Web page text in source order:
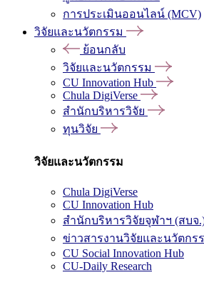
การประเมินออนไลน์ (MCV)
วิจัยและนวัตกรรม
ย้อนกลับ
วิจัยและนวัตกรรม
CU Innovation Hub
Chula DigiVerse
สำนักบริหารวิจัย
ทุนวิจัย
วิจัยและนวัตกรรม
Chula DigiVerse
CU Innovation Hub
สำนักบริหารวิจัยจุฬาฯ (สบจ
ข่าวสารงานวิจัยและนวัตกร
CU Social Innovation Hub
CU-Daily Research